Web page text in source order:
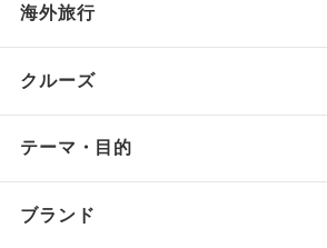
海外旅行
クルーズ
テーマ・目的
ブランド